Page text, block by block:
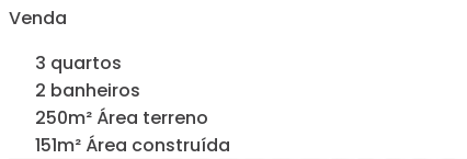
Venda
3 quartos
2 banheiros
250m² Área terreno
151m² Área construída